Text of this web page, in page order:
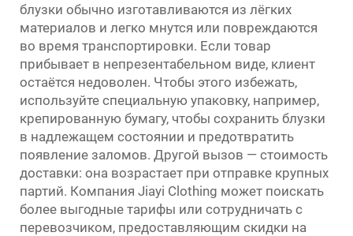
блузки обычно изготавливаются из лёгких
материалов и легко мнутся или повреждаются
во время транспортировки. Если товар
прибывает в непрезентабельном виде, клиент
остаётся недоволен. Чтобы этого избежать,
используйте специальную упаковку, например,
крепированную бумагу, чтобы сохранить блузки
в надлежащем состоянии и предотвратить
появление заломов. Другой вызов — стоимость
доставки: она возрастает при отправке крупных
партий. Компания Jiayi Clothing может поискать
более выгодные тарифы или сотрудничать с
перевозчиком, предоставляющим скидки на